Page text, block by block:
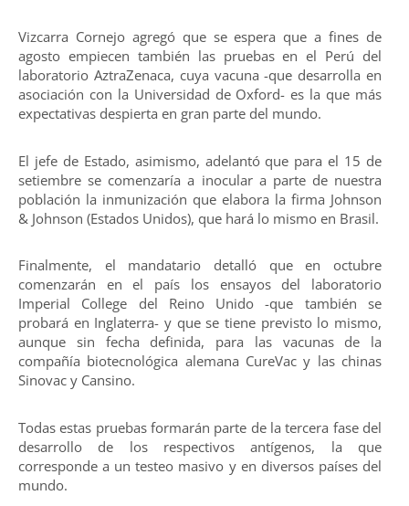
Vizcarra Cornejo agregó que se espera que a fines de
agosto empiecen también las pruebas en el Perú del
laboratorio AztraZenaca, cuya vacuna -que desarrolla en
asociación con la Universidad de Oxford- es la que más
expectativas despierta en gran parte del mundo.
El jefe de Estado, asimismo, adelantó que para el 15 de
setiembre se comenzaría a inocular a parte de nuestra
población la inmunización que elabora la firma Johnson
& Johnson (Estados Unidos), que hará lo mismo en Brasil.
Finalmente, el mandatario detalló que en octubre
comenzarán en el país los ensayos del laboratorio
Imperial College del Reino Unido -que también se
probará en Inglaterra- y que se tiene previsto lo mismo,
aunque sin fecha definida, para las vacunas de la
compañía biotecnológica alemana CureVac y las chinas
Sinovac y Cansino.
Todas estas pruebas formarán parte de la tercera fase del
desarrollo de los respectivos antígenos, la que
corresponde a un testeo masivo y en diversos países del
mundo.